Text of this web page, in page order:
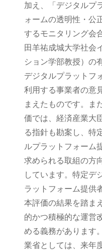
加え、「デジタルプ
ォームの透明性・公
するモニタリング会
田羊祐成城大学社会
ション学部教授）の
デジタルプラットフ
利用する事業者の意
まえたものです。ま
価では、経済産業大
る指針も勘案し、特
ルプラットフォーム
求められる取組の方
しています。特定デ
ラットフォーム提供
本評価の結果を踏ま
的かつ積極的な運営
める義務があります
業省としては、来年